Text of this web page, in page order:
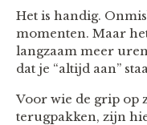
Het is handig.
momenten. Maar
langzaam meer
dat je “altijd aan”
Voor wie de grip op
terugpakken, zijn